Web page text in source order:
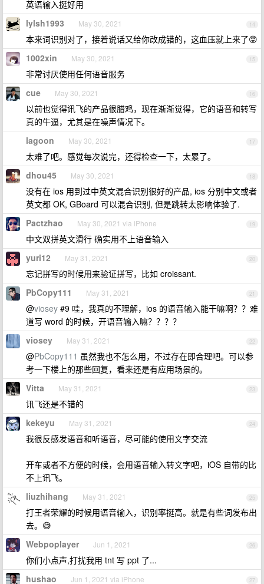
英语输入挺好用
14
lylsh1993 May 30, 2021
本来词识别对了，接着说话又给你改成错的，这血压就上来了😡
15
1002xin May 30, 2021
非常讨厌使用任何语音服务
16
cue May 30, 2021
以前也觉得讯飞的产品很腊鸡，现在渐渐觉得，它的语音和转写
真的牛逼，尤其是在噪声情况下。
17
lagoon May 30, 2021
太难了吧。感觉每次说完，还得检查一下，太累了。
18
dhou45 May 30, 2021
没有在 ios 用到过中英文混合识别很好的产品, ios 分别中文或者
英文都 OK, GBoard 可以混合识别, 但是跳转太影响体验了.
19
Pactzhao May 30, 2021 via iPhone
中文双拼英文滑行 确实用不上语音输入
20
yuri12 May 31, 2021
忘记拼写的时候用来验证拼写，比如 croissant.
21
PbCopy111 May 31, 2021
@viosey #9 哇，我真的不理解，ios 的语音输入能干嘛啊？？难
道写 word 的时候，开语音输入嘛？？？？
22
viosey May 31, 2021
@PbCopy111 虽然我也不怎么用，不过存在即合理吧。可以参
考一下楼上的那些回复，看来还是有应用场景的。
23
Vitta May 31, 2021
讯飞还是不错的
24
kekeyu May 31, 2021
我很反感发语音和听语音，尽可能的使用文字交流
开车或者不方便的时候，会用语音输入转文字吧，iOS 自带的比
不上讯飞。
25
liuzhihang May 31, 2021
打王者荣耀的时候用语音输入，识别率挺高。就是有些词发布出
去。😅
26
Webpoplayer Jun 1, 2021
你们小点声,打扰我用 tnt 写 ppt 了...
27
hushao Jun 1, 2021 via iPhone